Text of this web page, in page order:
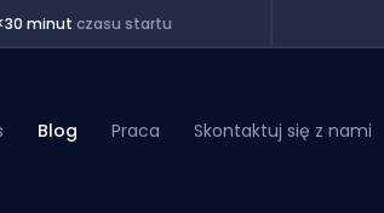
minutczasu startu
Blog Praca Skontaktuj się z nami